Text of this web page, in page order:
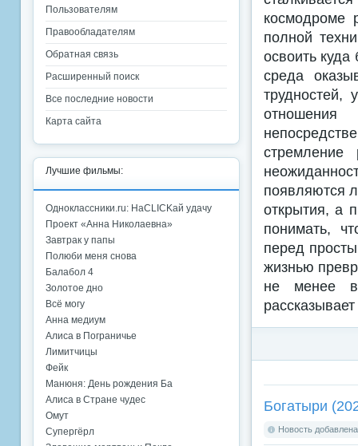
космодроме
полной
освоить
среда
трудностей,
стремление
появляются
открытия, а
понимать,
перед
жизнью
не менее
Богатыри
Новость
Пользователям
Правообладателям
Обратная связь
Расширенный поиск
Все последние новости
Карта сайта
Лучшие фильмы:
Одноклассники.ru: НаCLICKай удачу
Проект «Анна Николаевна»
Завтрак у папы
Полюби меня снова
Балабол 4
Золотое дно
Всё могу
Анна медиум
Алиса в Пограничье
Лимитчицы
Фейк
Манюня: День рождения Ба
Алиса в Стране чудес
Омут
Супергёрл